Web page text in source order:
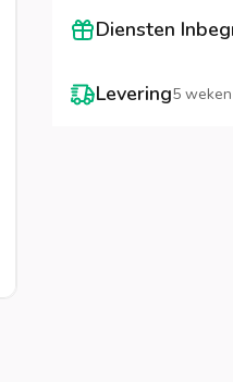
Diensten
Levering5 weken